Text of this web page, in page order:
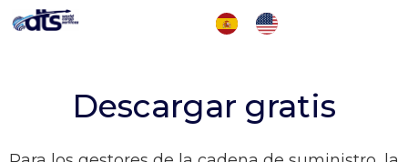
Descargar gratis